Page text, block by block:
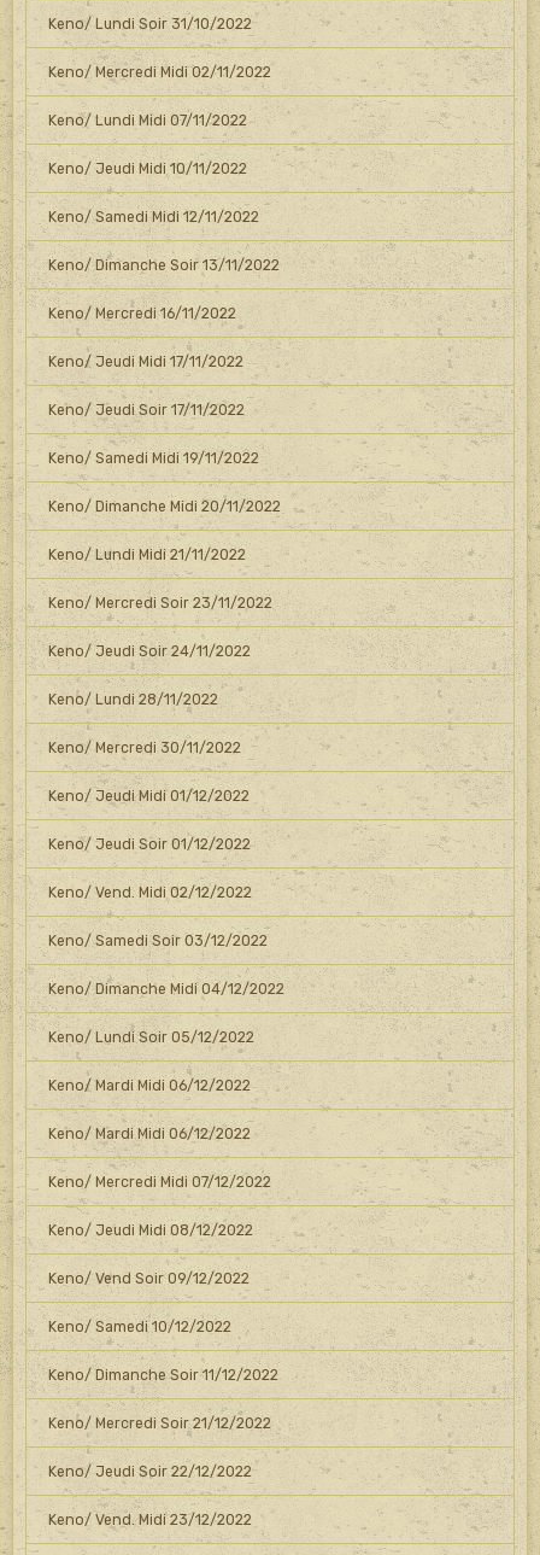
Keno/ Lundi Soir 31/10/2022
Keno/ Mercredi Midi 02/11/2022
Keno/ Lundi Midi 07/11/2022
Keno/ Jeudi Midi 10/11/2022
Keno/ Samedi Midi 12/11/2022
Keno/ Dimanche Soir 13/11/2022
Keno/ Mercredi 16/11/2022
Keno/ Jeudi Midi 17/11/2022
Keno/ Jeudi Soir 17/11/2022
Keno/ Samedi Midi 19/11/2022
Keno/ Dimanche Midi 20/11/2022
Keno/ Lundi Midi 21/11/2022
Keno/ Mercredi Soir 23/11/2022
Keno/ Jeudi Soir 24/11/2022
Keno/ Lundi 28/11/2022
Keno/ Mercredi 30/11/2022
Keno/ Jeudi Midi 01/12/2022
Keno/ Jeudi Soir 01/12/2022
Keno/ Vend. Midi 02/12/2022
Keno/ Samedi Soir 03/12/2022
Keno/ Dimanche Midi 04/12/2022
Keno/ Lundi Soir 05/12/2022
Keno/ Mardi Midi 06/12/2022
Keno/ Mardi Midi 06/12/2022
Keno/ Mercredi Midi 07/12/2022
Keno/ Jeudi Midi 08/12/2022
Keno/ Vend Soir 09/12/2022
Keno/ Samedi 10/12/2022
Keno/ Dimanche Soir 11/12/2022
Keno/ Mercredi Soir 21/12/2022
Keno/ Jeudi Soir 22/12/2022
Keno/ Vend. Midi 23/12/2022